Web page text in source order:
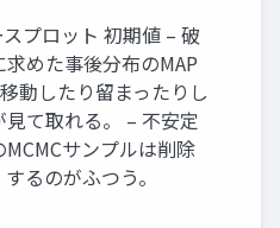
プロット 初期値 – 破
めた事後分布のMAP
動したり留まったりし
て取れる。 – 不安定
サンプルは削除
るのがふつう。